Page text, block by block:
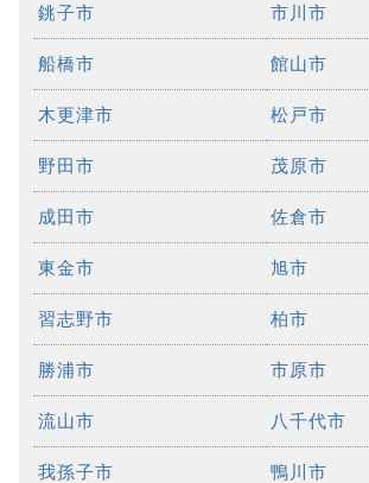
銚子市 市川市
船橋市 館山市
木更津市 松戸市
野田市 茂原市
成田市 佐倉市
東金市 旭市
習志野市 柏市
勝浦市 市原市
流山市 八千代市
我孫子市 鴨川市